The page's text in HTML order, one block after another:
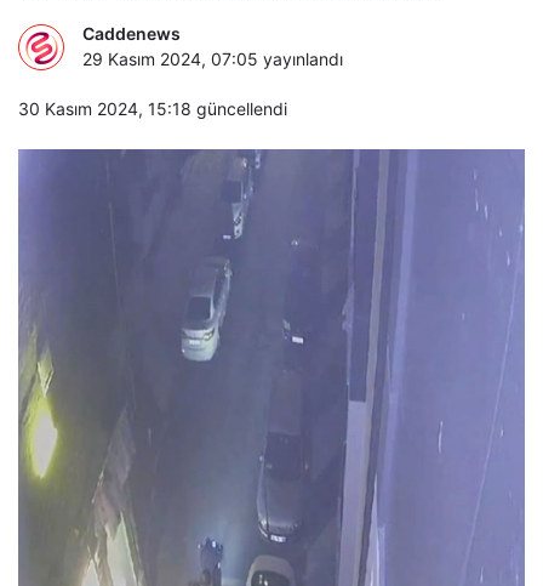
Caddenews
29 Kasım 2024, 07:05 yayınlandı
30 Kasım 2024, 15:18 güncellendi